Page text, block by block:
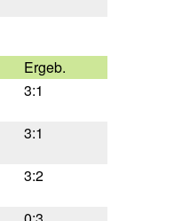
Ergeb.
3:1
3:1
3:2